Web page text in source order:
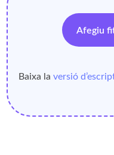
Afegiu
Baixa la versió